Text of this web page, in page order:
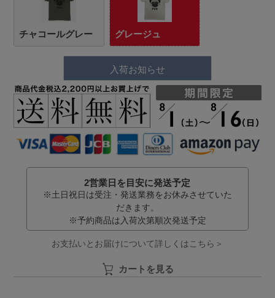
チャコールグレー グレージュ
入荷お知らせ
2営業日を目安に発送予定
※土日祝日は受注・発送業務をお休みさせていた
だきます。
※予約商品は入荷次第順次発送予定
お支払いとお届けについて詳しくはこちら＞
カートを見る